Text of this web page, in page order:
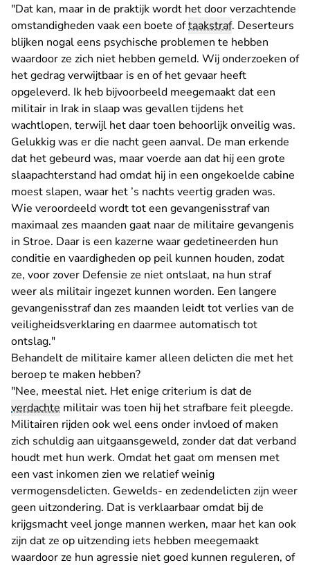
"Dat kan, maar in de praktijk wordt het door verzachtende
omstandigheden vaak een boete oftaakstraf. Deserteurs
blijken nogal eens psychische problemen te hebben
waardoor ze zich niet hebben gemeld. Wij onderzoeken of
het gedrag verwijtbaar is en of het gevaar heeft
opgeleverd. Ik heb bijvoorbeeld meegemaakt dat een
militair in Irak in slaap was gevallen tijdens het
wachtlopen, terwijl het daar toen behoorlijk onveilig was.
Gelukkig was er die nacht geen aanval. De man erkende
dat het gebeurd was, maar voerde aan dat hij een grote
slaapachterstand had omdat hij in een ongekoelde cabine
moest slapen, waar het ’s nachts veertig graden was.
Wie veroordeeld wordt tot een gevangenisstraf van
maximaal zes maanden gaat naar de militaire gevangenis
in Stroe. Daar is een kazerne waar gedetineerden hun
conditie en vaardigheden op peil kunnen houden, zodat
ze, voor zover Defensie ze niet ontslaat, na hun straf
weer als militair ingezet kunnen worden. Een langere
gevangenisstraf dan zes maanden leidt tot verlies van de
veiligheidsverklaring en daarmee automatisch tot
ontslag."
Behandelt de militaire kamer alleen delicten die met het
beroep te maken hebben?
"Nee, meestal niet. Het enige criterium is dat de
verdachte militair was toen hij het strafbare feit pleegde.
Militairen rijden ook wel eens onder invloed of maken
zich schuldig aan uitgaansgeweld, zonder dat dat verband
houdt met hun werk. Omdat het gaat om mensen met
een vast inkomen zien we relatief weinig
vermogensdelicten. Gewelds- en zedendelicten zijn weer
geen uitzondering. Dat is verklaarbaar omdat bij de
krijgsmacht veel jonge mannen werken, maar het kan ook
zijn dat ze op uitzending iets hebben meegemaakt
waardoor ze hun agressie niet goed kunnen reguleren, of